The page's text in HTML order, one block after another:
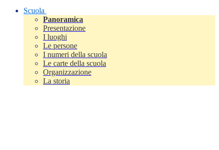
Scuola
Panoramica
Presentazione
I luoghi
Le persone
I numeri della scuola
Le carte della scuola
Organizzazione
La storia